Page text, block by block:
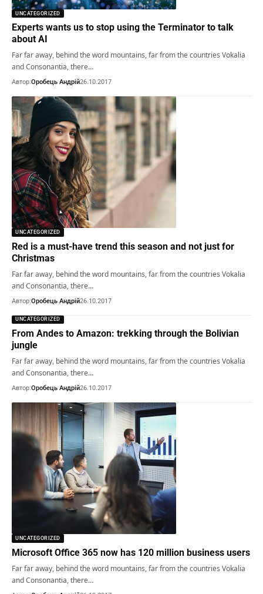
UNCATEGORIZED
Experts wants us to stop using the Terminator to talk
about AI
Far far away, behind the word mountains, far from the countries Vokalia
and Consonantia, there…
Автор:Оробець Андрій26.10.2017
UNCATEGORIZED
Red is a must-have trend this season and not just for
Christmas
Far far away, behind the word mountains, far from the countries Vokalia
and Consonantia, there…
Автор:Оробець Андрій26.10.2017
UNCATEGORIZED
From Andes to Amazon: trekking through the Bolivian
jungle
Far far away, behind the word mountains, far from the countries Vokalia
and Consonantia, there…
Автор:Оробець Андрій26.10.2017
UNCATEGORIZED
Microsoft Office 365 now has 120 million business users
Far far away, behind the word mountains, far from the countries Vokalia
and Consonantia, there…